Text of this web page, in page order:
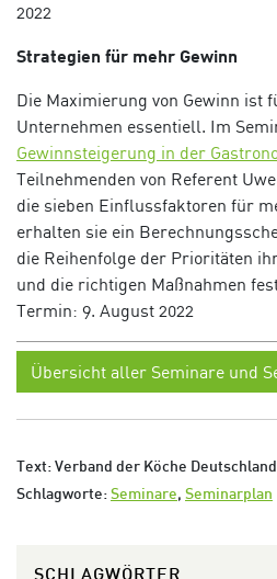
2022
Strategien für mehr Gewinn
Die Maximierung von Gewinn ist
Unternehmen essentiell. Im
Gewinnsteigerung in der
Teilnehmenden von Referent
die sieben Einflussfaktoren für
erhalten sie ein
die Reihenfolge der Prioritäten
und die richtigen Maßnahmen
Termin: 9. August 2022
Übersicht aller Seminare und
Text: Verband der Köche
Schlagworte: Seminare, Seminarplan
SCHLAGWÖRTER